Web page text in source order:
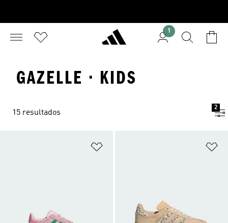
1
GAZELLE · KIDS
15 resultados
2